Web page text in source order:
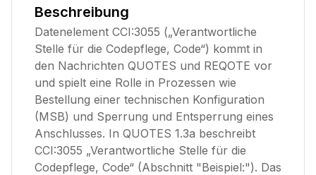
Beschreibung
Datenelement CCI:3055 („Verantwortliche
Stelle für die Codepflege, Code“) kommt in
den Nachrichten QUOTES und REQOTE vor
und spielt eine Rolle in Prozessen wie
Bestellung einer technischen Konfiguration
(MSB) und Sperrung und Entsperrung eines
Anschlusses. In QUOTES 1.3a beschreibt
CCI:3055 „Verantwortliche Stelle für die
Codepflege, Code“ (Abschnitt "Beispiel:"). Das